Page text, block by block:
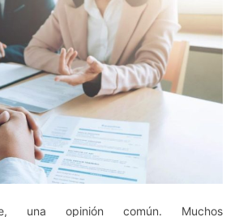
una opinión común. Muchos